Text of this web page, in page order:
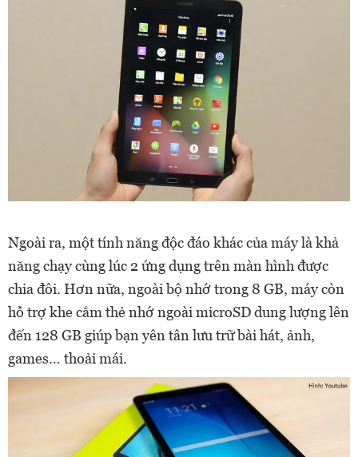
Ngoài ra, một tính năng độc đáo khác của máy là khả
năng chạy cùng lúc 2 ứng dụng trên màn hình được
chia đôi. Hơn nữa, ngoài bộ nhớ trong 8 GB, máy còn
hỗ trợ khe cắm thẻ nhớ ngoài microSD dung lượng lên
đến 128 GB giúp bạn yên tân lưu trữ bài hát, ảnh,
games… thoải mái.